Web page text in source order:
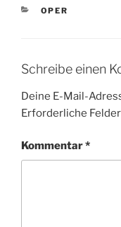
KATEGORIEN
OPER
Schreibe einen
Deine E-Mail-
Erforderliche
Kommentar*